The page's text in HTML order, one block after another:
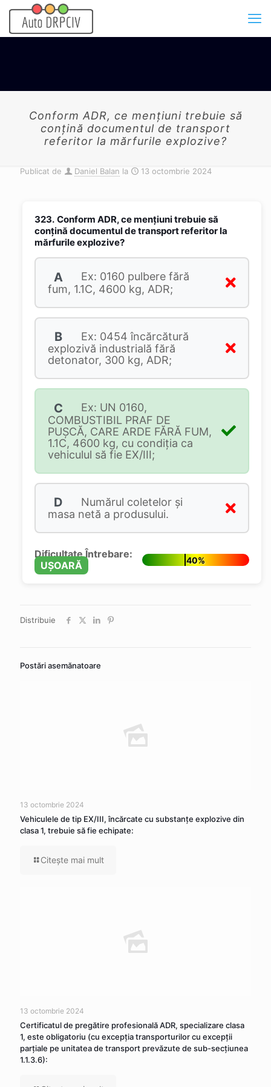
Conform ADR, ce menţiuni trebuie să
conţină documentul de transport
referitor la mărfurile explozive?
Publicat de Daniel Balan la 13 octombrie 2024
323. Conform ADR, ce menţiuni trebuie să
conţină documentul de transport referitor la
mărfurile explozive?
A
Ex: 0160 pulbere fără
fum, 1.1C, 4600 kg, ADR;
B
Ex: 0454 încărcătură
explozivă industrială fără
detonator, 300 kg, ADR;
C
Ex: UN 0160,
COMBUSTIBIL PRAF DE
PUȘCĂ, CARE ARDE FĂRĂ FUM,
1.1C, 4600 kg, cu condiția ca
vehiculul să fie EX/III;
D
Numărul coletelor şi
masa netă a produsului.
Dificultate Întrebare:
UȘOARĂ
40%
Distribuie
Postări asemănatoare
13 octombrie 2024
Vehiculele de tip EX/III, încărcate cu substanţe explozive din
clasa 1, trebuie să fie echipate:
Citeşte mai mult
13 octombrie 2024
Certificatul de pregătire profesională ADR, specializare clasa
1, este obligatoriu (cu excepția transporturilor cu excepții
parțiale pe unitatea de transport prevăzute de sub-secțiunea
1.1.3.6):